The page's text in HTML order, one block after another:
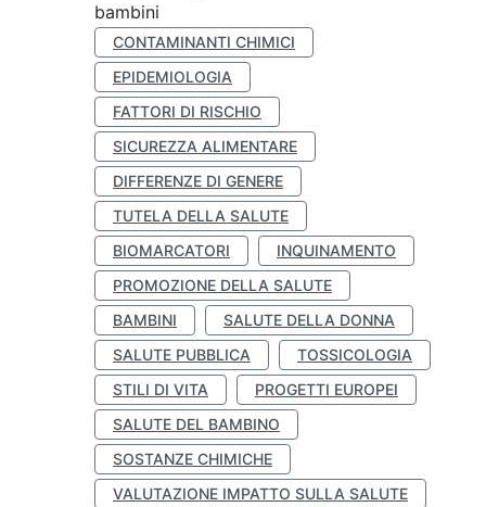
bambini
CONTAMINANTI CHIMICI
EPIDEMIOLOGIA
FATTORI DI RISCHIO
SICUREZZA ALIMENTARE
DIFFERENZE DI GENERE
TUTELA DELLA SALUTE
BIOMARCATORI
INQUINAMENTO
PROMOZIONE DELLA SALUTE
BAMBINI
SALUTE DELLA DONNA
SALUTE PUBBLICA
TOSSICOLOGIA
STILI DI VITA
PROGETTI EUROPEI
SALUTE DEL BAMBINO
SOSTANZE CHIMICHE
VALUTAZIONE IMPATTO SULLA SALUTE